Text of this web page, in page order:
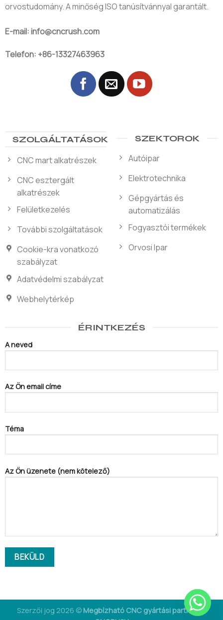
orvostudomány. A minőség ISO tanúsítvánnyal garantált.
E-mail: info@cncrush.com
Telefon: +86-13327463963
SZOLGÁLTATÁSOK
CNC mart alkatrészek
CNC esztergált
alkatrészek
Felületkezelés
További szolgáltatások
Cookie-kra vonatkozó
szabályzat
Adatvédelmi szabályzat
Webhelytérkép
SZEKTOROK
Autóipar
Elektrotechnika
Gépgyártás és
automatizálás
Fogyasztói termékek
Orvosi Ipar
ÉRINTKEZÉS
A neved
Az Ön email címe
Téma
Az Ön üzenete (nem kötelező)
Szerzői jog 2026 © Megbízható CNC gyártási partnere -